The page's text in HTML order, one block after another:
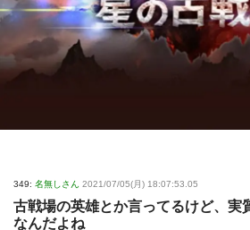
349: 名無しさん 2021/07/05(月) 18:07:53.05
古戦場の英雄とか言ってるけど、実
なんだよね